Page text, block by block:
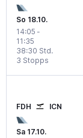
So 18.10.
14:05 -
11:35
3 Stopps
38:30 Std.
FDH ICN
Sa 17.10.